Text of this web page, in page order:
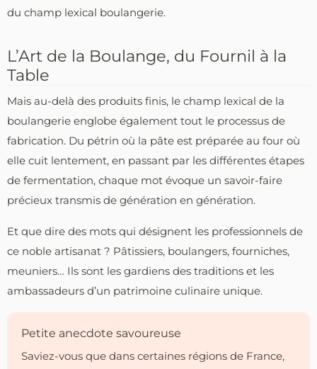
du champ lexical boulangerie.
L’Art de la Boulange, du Fournil à la
Table
Mais au-delà des produits finis, le champ lexical de la
boulangerie englobe également tout le processus de
fabrication. Du pétrin où la pâte est préparée au four où
elle cuit lentement, en passant par les différentes étapes
de fermentation, chaque mot évoque un savoir-faire
précieux transmis de génération en génération.
Et que dire des mots qui désignent les professionnels de
ce noble artisanat ? Pâtissiers, boulangers, fourniches,
meuniers… Ils sont les gardiens des traditions et les
ambassadeurs d’un patrimoine culinaire unique.
Petite anecdote savoureuse
Saviez-vous que dans certaines régions de France,